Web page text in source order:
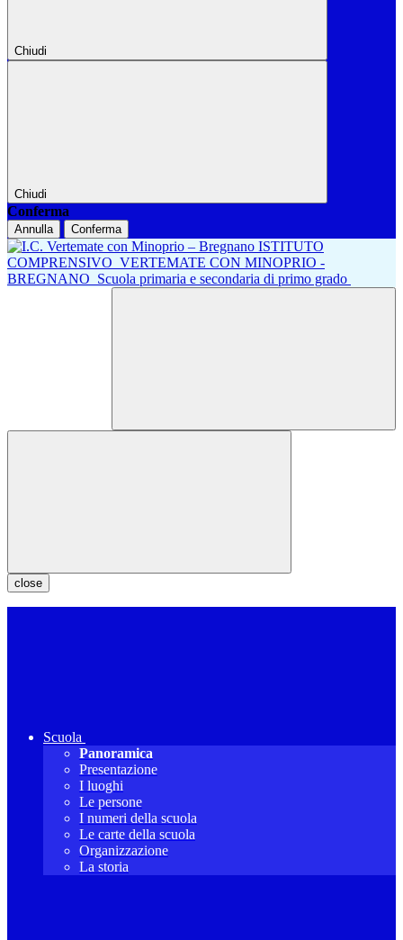
Chiudi
Chiudi
Conferma
Annulla Conferma
ISTITUTO
COMPRENSIVO VERTEMATE CON MINOPRIO -
BREGNANO Scuola primaria e secondaria di primo grado
close
Scuola
Panoramica
Presentazione
I luoghi
Le persone
I numeri della scuola
Le carte della scuola
Organizzazione
La storia